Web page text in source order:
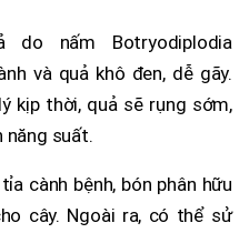
do nấm Botryodiplodia
và quả khô đen, dễ gãy.
kịp thời, quả sẽ rụng sớm,
năng suất.
cành bệnh, bón phân hữu
cây. Ngoài ra, có thể sử